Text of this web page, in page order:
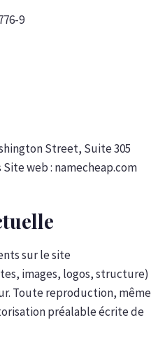
9
Street, Suite 305
web : namecheap.com
sur le site
images, logos, structure)
Toute reproduction, même
préalable écrite de